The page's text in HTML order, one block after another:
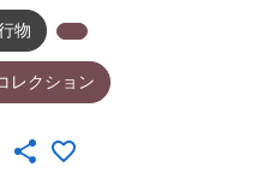
物
レクション